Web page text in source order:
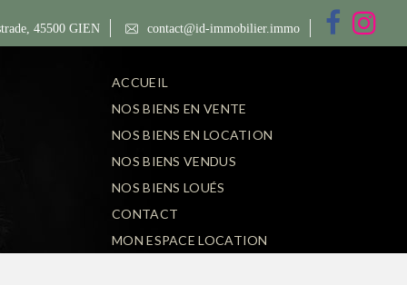
45500 GIEN contact@id-immobilier.immo
ACCUEIL
NOS BIENS EN VENTE
NOS BIENS EN LOCATION
NOS BIENS VENDUS
NOS BIENS LOUÉS
CONTACT
MON ESPACE LOCATION